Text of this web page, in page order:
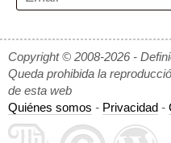
Copyright © 2008-2026 -
Queda prohibida la
de esta web
Quiénes somos - Privacidad -